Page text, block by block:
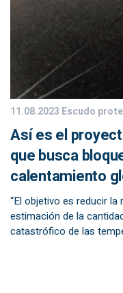
11.08.2023 Escudo
Así es el
que busca
calentamiento
“El objetivo es reducir la
estimación de la
catastrófico de las